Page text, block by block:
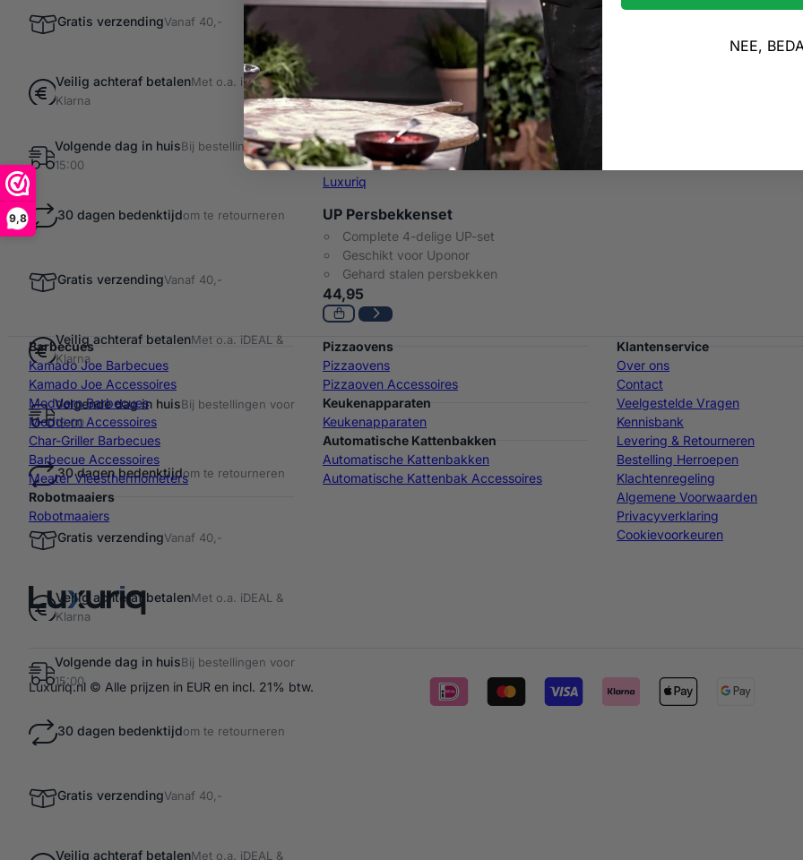
9,8
Gratis verzendingVanaf 40,-
Veilig achteraf betalenMet o.a. iDEAL &
Klarna
Volgende dag in huisBij bestellingen voor
15:00
30 dagen bedenktijdom te retourneren
Gratis verzendingVanaf 40,-
Veilig achteraf betalenMet o.a. iDEAL &
Klarna
Volgende dag in huisBij bestellingen voor
15:00
30 dagen bedenktijdom te retourneren
Gratis verzendingVanaf 40,-
Veilig achteraf betalenMet o.a. iDEAL &
Klarna
Volgende dag in huisBij bestellingen voor
15:00
30 dagen bedenktijdom te retourneren
Gratis verzendingVanaf 40,-
Veilig achteraf betalenMet o.a. iDEAL &
Persbekken UP Producten
Luxuriq
UP Persbekkenset
Complete 4-delige UP-set
Geschikt voor Uponor
Gehard stalen persbekken
44,95
Barbecues
Kamado Joe Barbecues
Kamado Joe Accessoires
Moddern Barbecues
Moddern Accessoires
Char-Griller Barbecues
Barbecue Accessoires
Meater Vleesthermometers
Robotmaaiers
Robotmaaiers
Pizzaovens
Pizzaovens
Pizzaoven Accessoires
Keukenapparaten
Keukenapparaten
Automatische Kattenbakken
Automatische Kattenbakken
Automatische Kattenbak Accessoires
Klantenservice
Over ons
Contact
Veelgestelde Vragen
Kennisbank
Levering & Retourneren
Bestelling Herroepen
Klachtenregeling
Algemene Voorwaarden
Privacyverklaring
Cookievoorkeuren
Luxuriq.nl © Alle prijzen in EUR en incl. 21% btw.
NEE,